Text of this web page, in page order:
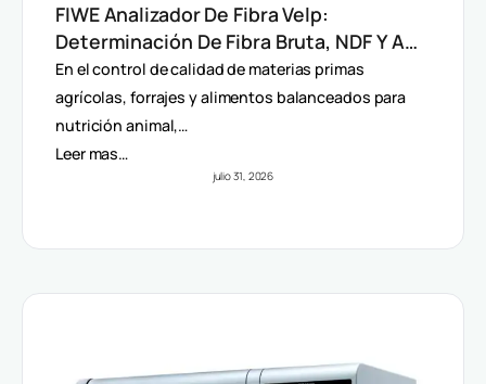
FIWE Analizador De Fibra Velp:
Determinación De Fibra Bruta, NDF Y ADF
En Alimentos Y Piensos
En el control de calidad de materias primas
agrícolas, forrajes y alimentos balanceados para
nutrición animal,…
Leer mas…
julio 31, 2026